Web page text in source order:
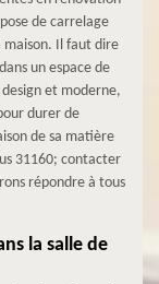
de carrelage
maison. Il faut dire
un espace de
et moderne,
durer de
de sa matière
31160; contacter
répondre à tous
la salle de